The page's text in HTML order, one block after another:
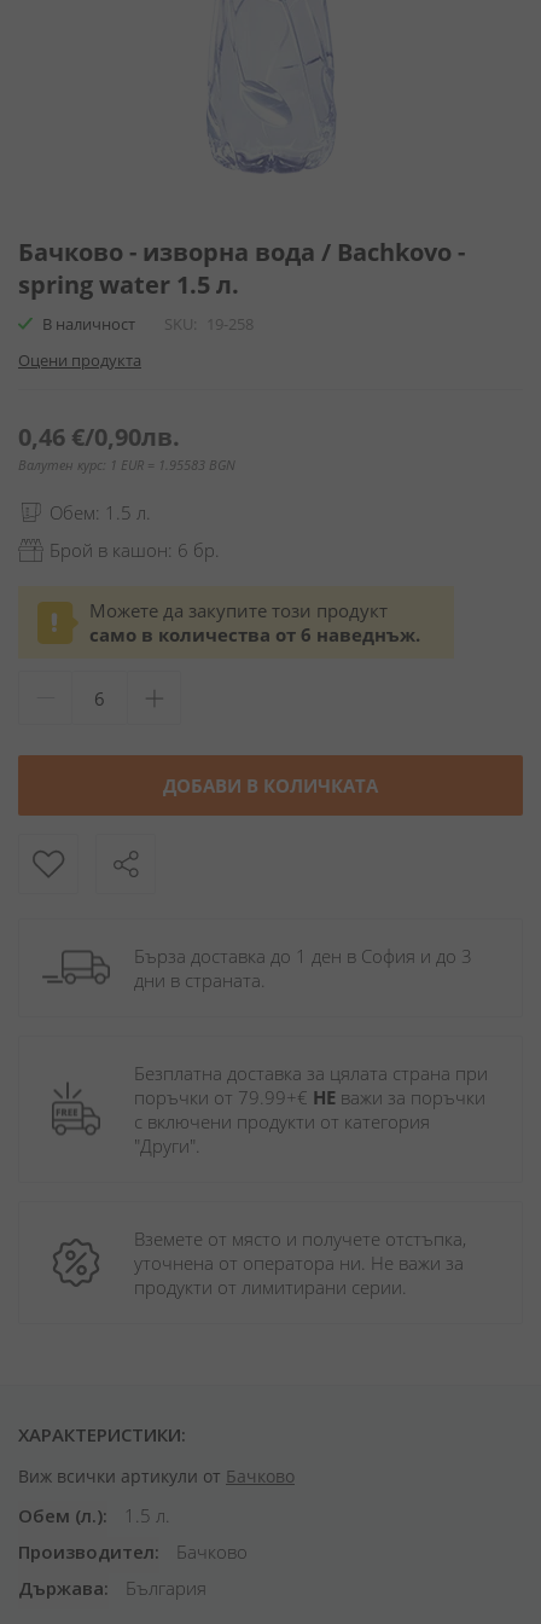
към
началото
на
галерия
снимки
Бачково - изворна вода / Bachkovo -
spring water 1.5 л.
В наличност SKU
19-258
Оцени продукта
0,46 €/0,90лв.
Валутен курс: 1 EUR = 1.95583 BGN
Обем: 1.5 л.
Брой в кашон: 6 бр.
Можете да закупите този продукт
само в количества от 6 наведнъж.
ДОБАВИ В КОЛИЧКАТА
Бърза доставка до 1 ден в София и до 3
дни в страната.
Безплатна доставка за цялата страна при
поръчки от 79.99+€ НЕ важи за поръчки
с включени продукти от категория
"Други".
Вземете от място и получете отстъпка,
уточнена от оператора ни. Не важи за
продукти от лимитирани серии.
ХАРАКТЕРИСТИКИ:
Виж всички артикули от Бачково
Обем (л.)
1.5 л.
Производител
Бачково
Държава
България